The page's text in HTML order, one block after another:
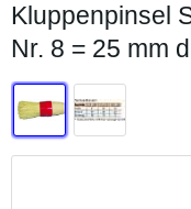
Kluppenpinsel
Nr. 8 = 25 mm